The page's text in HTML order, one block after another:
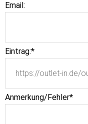
Email:
Eintrag:*
Anmerkung/Fehler*